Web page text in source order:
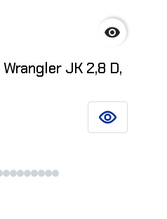

JK 2,8 D,
SIEHE